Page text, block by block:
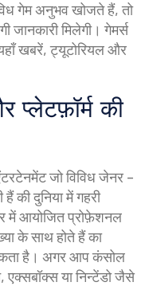
गेम अनुभव खोजते हैं, तो
मिलेगी। गेमर्स
खबरें, ट्यूटोरियल और
प्लेटफ़ॉर्म की
जो विविध जेनर –
हैंकी दुनिया में गहरी
में आयोजित प्रोफ़ेशनल
के साथ होते हैंका
है। अगर आप कंसोल
एक्सबॉक्स या निन्टेंडो जैसे